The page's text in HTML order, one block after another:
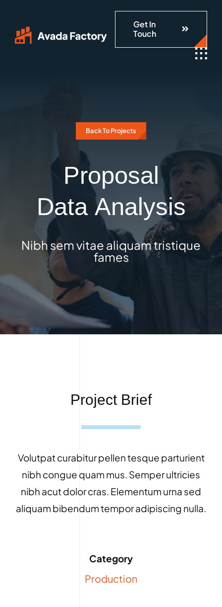
content
Get In
Touch
Back To Projects
Proposal
Data Analysis
Nibh sem vitae aliquam tristique
fames
Project Brief
Volutpat curabitur pellen tesque parturient
nibh congue quam mus. Semper ultricies
nibh acut dolor cras. Elementum urna sed
aliquam bibendum tempor adipiscing nulla.
Category
Production